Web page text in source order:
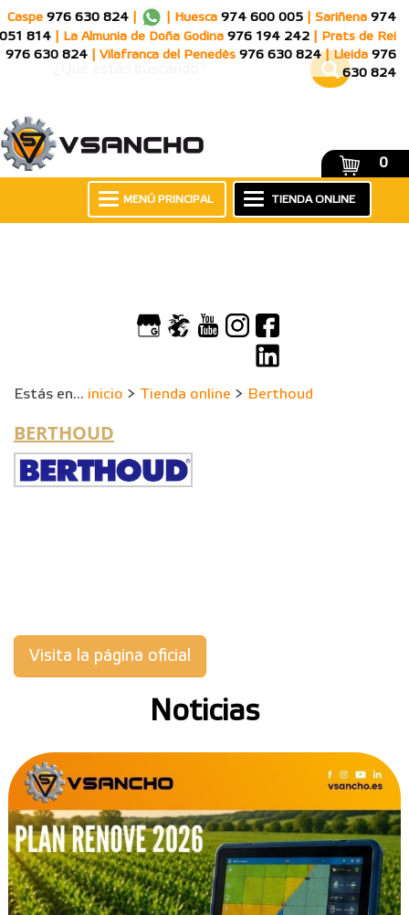
Caspe 976 630 824 Huesca 974 600 005 Sariñena 974
051 814
La Almunia de Doña Godina 976 194 242
Prats de Rei
976 630 824
Vilafranca del Penedès 976 630 824 Lleida 976
630 824
0
TIENDA ONLINE
MENÚ PRINCIPAL
Estás en... inicio > Tienda online > Berthoud
BERTHOUD
Visita la página oficial
Noticias